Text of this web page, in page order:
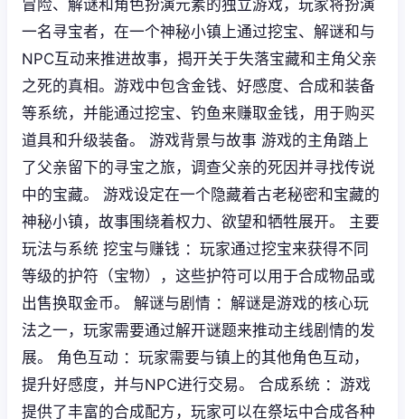
冒险、解谜和角色扮演元素的独立游戏，玩家将扮演
一名寻宝者，在一个神秘小镇上通过挖宝、解谜和与
NPC互动来推进故事，揭开关于失落宝藏和主角父亲
之死的真相。游戏中包含金钱、好感度、合成和装备
等系统，并能通过挖宝、钓鱼来赚取金钱，用于购买
道具和升级装备。 游戏背景与故事 游戏的主角踏上
了父亲留下的寻宝之旅，调查父亲的死因并寻找传说
中的宝藏。 游戏设定在一个隐藏着古老秘密和宝藏的
神秘小镇，故事围绕着权力、欲望和牺牲展开。 主要
玩法与系统 挖宝与赚钱 ：玩家通过挖宝来获得不同
等级的护符（宝物），这些护符可以用于合成物品或
出售换取金币。 解谜与剧情 ：解谜是游戏的核心玩
法之一，玩家需要通过解开谜题来推动主线剧情的发
展。 角色互动 ：玩家需要与镇上的其他角色互动，
提升好感度，并与NPC进行交易。 合成系统 ：游戏
提供了丰富的合成配方，玩家可以在祭坛中合成各种